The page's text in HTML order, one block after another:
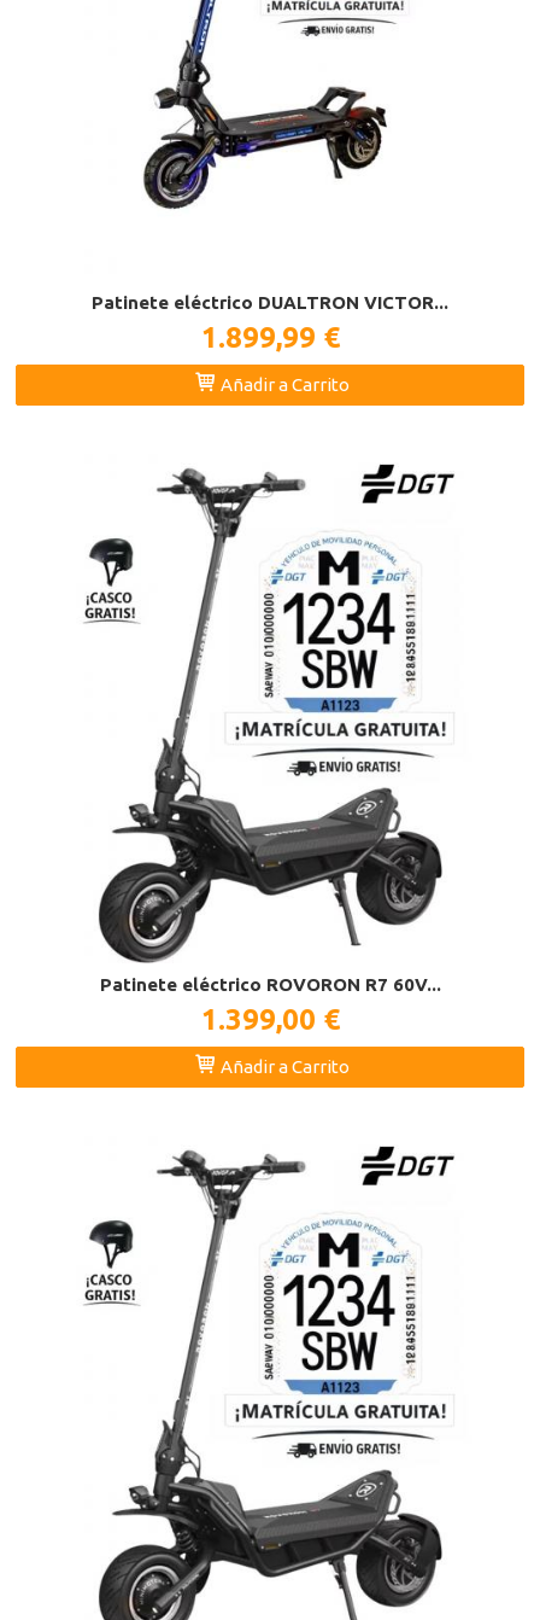
Patinete eléctrico DUALTRON VICTOR...
1.899,99 €
Añadir a Carrito
Patinete eléctrico ROVORON R7 60V...
1.399,00 €
Añadir a Carrito